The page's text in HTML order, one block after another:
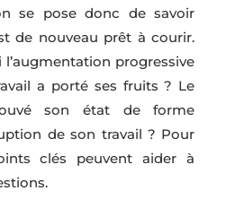
se pose donc de savoir
de nouveau prêt à courir.
progressive
a porté ses fruits ? Le
son état de forme
de son travail ? Pour
clés peuvent aider à